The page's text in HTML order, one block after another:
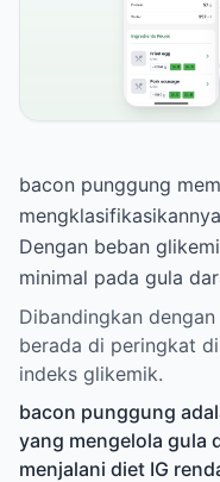
bacon punggung
Dengan beban
minimal pada gula
Dibandingkan
berada di peringkat
indeks glikemik.
bacon punggung
yang mengelola gula
menjalani diet IG